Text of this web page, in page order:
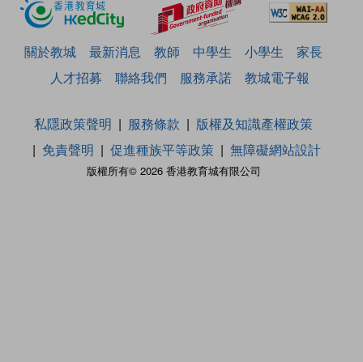
關於教城 最新消息 教師 中學生 小學生
家長
人才招募
聯絡我們 服務承諾 教城電子報
版權所有© 2026 香港教育城有限公司
私隱政策聲明 服務條款
版權及知識產權政策
免責聲明
促進種族平等政策 無障礙網站設計